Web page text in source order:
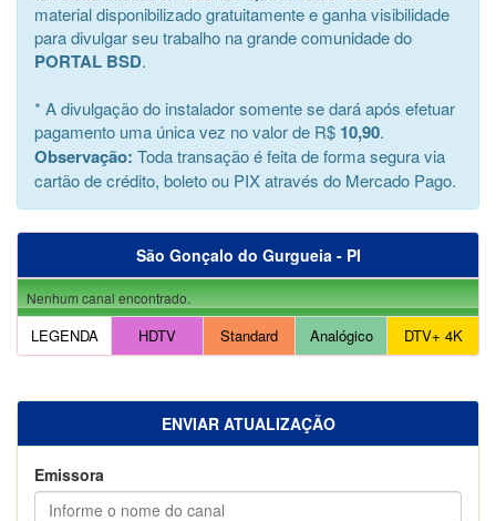
material disponibilizado gratuitamente e ganha visibilidade
para divulgar seu trabalho na grande comunidade do
PORTAL BSD.
* A divulgação do instalador somente se dará após efetuar
pagamento uma única vez no valor de R$ 10,90.
Observação: Toda transação é feita de forma segura via
cartão de crédito, boleto ou PIX através do Mercado Pago.
São Gonçalo do Gurgueia - PI
Nenhum canal encontrado.
LEGENDA HDTV Standard Analógico DTV+ 4K
ENVIAR ATUALIZAÇÃO
Emissora